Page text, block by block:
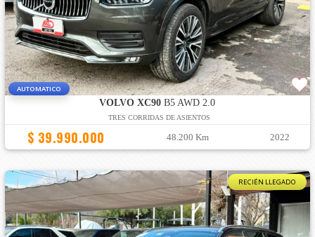
AUTOMATICO
VOLVO XC90 B5 AWD 2.0
TRES CORRIDAS DE ASIENTOS
$ 39.990.000 48.200 Km 2022
RECIÉN LLEGADO